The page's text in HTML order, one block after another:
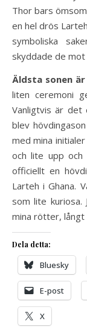
Thor bars
en hel drös
symboliska
skyddade de
Äldsta sonen
liten ceremoni
Vanligtvis är
blev
med mina
och lite upp
officiellt en
Larteh i Ghana.
som lite
mina rötter, långt
Dela detta:
Bluesky
E-post
X